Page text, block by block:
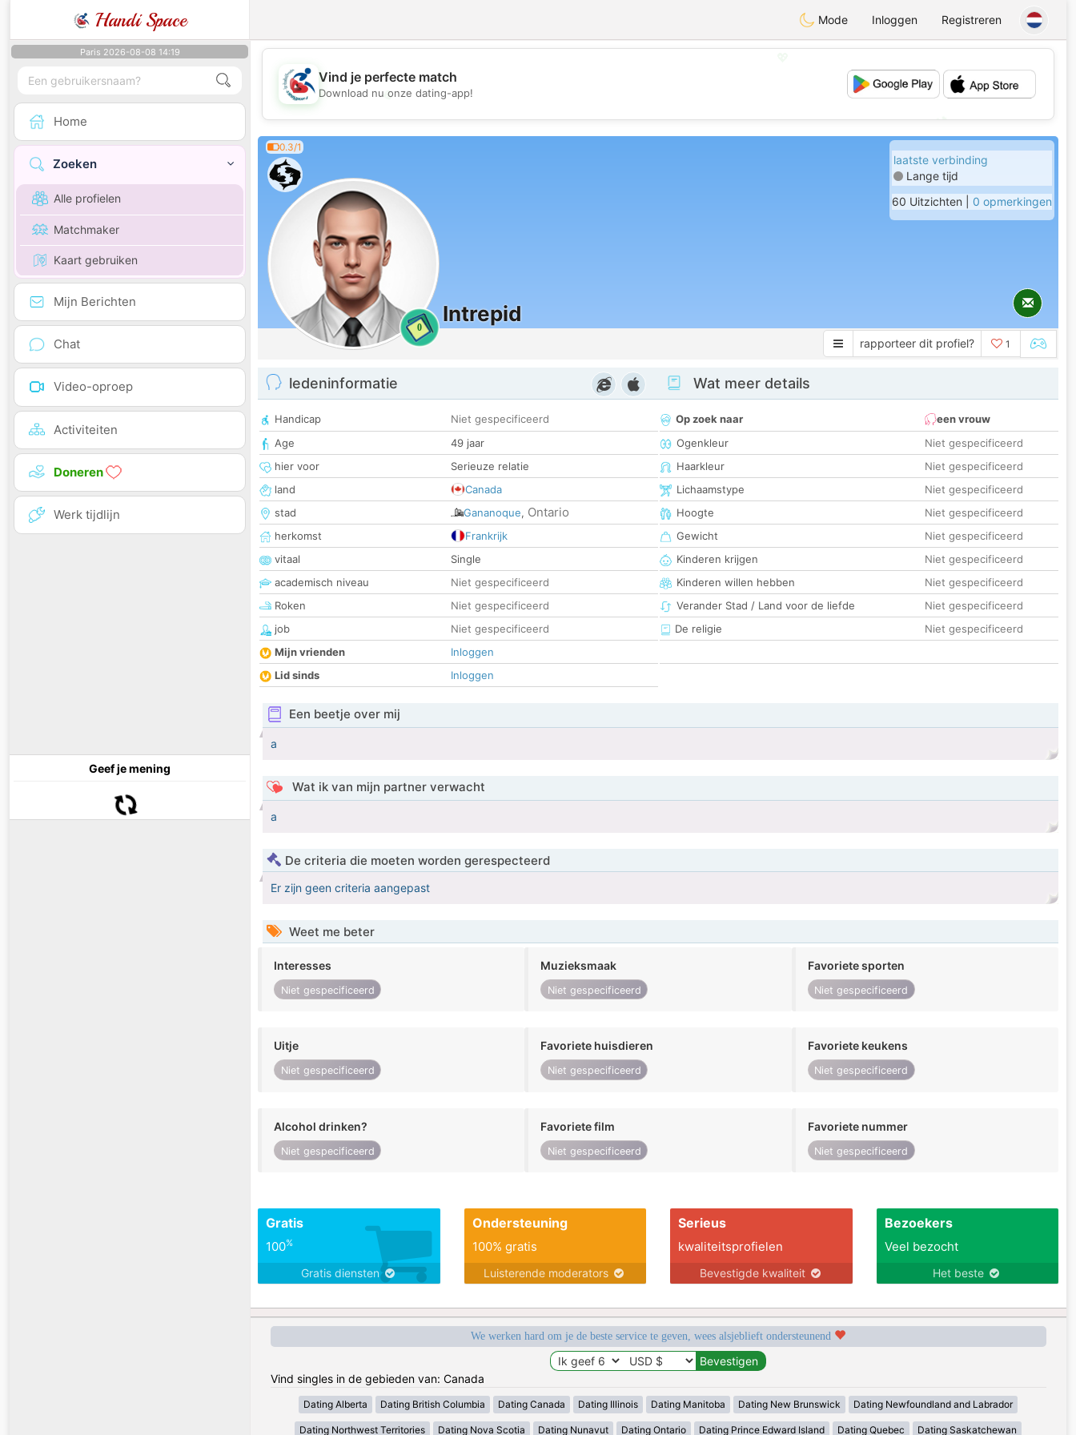
Handi Space Mode Inloggen Registreren
Paris 2026-08-08 14:19
Home
Zoeken
Alle profielen
Matchmaker
Kaart gebruiken
Mijn Berichten
Chat
Video-oproep
Activiteiten
Doneren
Werk tijdlijn
Geef je mening
💖
💕
Vind je perfecte match
Download nu onze dating-app!
0.3/1
0
Intrepid
laatste verbinding
Lange tijd
60 Uitzichten | 0 opmerkingen
rapporteer dit profiel? 1
ledeninformatie
Handicap
Niet gespecificeerd
Age
49 jaar
hier voor
Serieuze relatie
land
Canada
stad
Gananoque, Ontario
herkomst
Frankrijk
vitaal
Single
academisch niveau
Niet gespecificeerd
Roken
Niet gespecificeerd
job
Niet gespecificeerd
Mijn vrienden
Inloggen
Lid sinds
Inloggen
Wat meer details
Op zoek naar
een vrouw
Ogenkleur
Niet gespecificeerd
Haarkleur
Niet gespecificeerd
Lichaamstype
Niet gespecificeerd
Hoogte
Niet gespecificeerd
Gewicht
Niet gespecificeerd
Kinderen krijgen
Niet gespecificeerd
Kinderen willen hebben
Niet gespecificeerd
Verander Stad / Land voor de liefde
Niet gespecificeerd
De religie
Niet gespecificeerd
Een beetje over mij
a
Wat ik van mijn partner verwacht
a
De criteria die moeten worden gerespecteerd
Er zijn geen criteria aangepast
Weet me beter
Interesses
Niet gespecificeerd
Muzieksmaak
Niet gespecificeerd
Favoriete sporten
Niet gespecificeerd
Uitje
Niet gespecificeerd
Favoriete huisdieren
Niet gespecificeerd
Favoriete keukens
Niet gespecificeerd
Alcohol drinken?
Niet gespecificeerd
Favoriete film
Niet gespecificeerd
Favoriete nummer
Niet gespecificeerd
Gratis
100%
Gratis diensten
Ondersteuning
100% gratis
Luisterende moderators
Serieus
kwaliteitsprofielen
Bevestigde kwaliteit
Bezoekers
Veel bezocht
Het beste
We werken hard om je de beste service te geven, wees alsjeblieft ondersteunend
Vind singles in de gebieden van: Canada
Dating Alberta Dating British Columbia Dating Canada Dating Illinois Dating Manitoba Dating New Brunswick Dating Newfoundland and Labrador
Dating Northwest Territories Dating Nova Scotia Dating Nunavut Dating Ontario Dating Prince Edward Island Dating Quebec Dating Saskatchewan